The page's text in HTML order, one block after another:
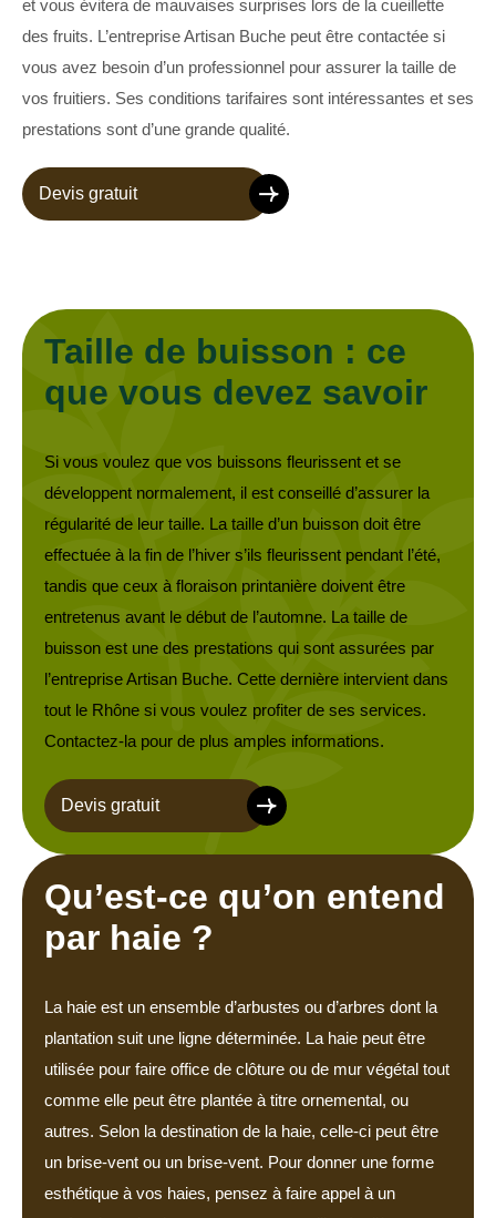
et vous évitera de mauvaises surprises lors de la cueillette
des fruits. L’entreprise Artisan Buche peut être contactée si
vous avez besoin d’un professionnel pour assurer la taille de
vos fruitiers. Ses conditions tarifaires sont intéressantes et ses
prestations sont d’une grande qualité.
Devis gratuit
Taille de buisson : ce
que vous devez savoir
Si vous voulez que vos buissons fleurissent et se
développent normalement, il est conseillé d’assurer la
régularité de leur taille. La taille d’un buisson doit être
effectuée à la fin de l’hiver s’ils fleurissent pendant l’été,
tandis que ceux à floraison printanière doivent être
entretenus avant le début de l’automne. La taille de
buisson est une des prestations qui sont assurées par
l’entreprise Artisan Buche. Cette dernière intervient dans
tout le Rhône si vous voulez profiter de ses services.
Contactez-la pour de plus amples informations.
Devis gratuit
Qu’est-ce qu’on entend
par haie ?
La haie est un ensemble d’arbustes ou d’arbres dont la
plantation suit une ligne déterminée. La haie peut être
utilisée pour faire office de clôture ou de mur végétal tout
comme elle peut être plantée à titre ornemental, ou
autres. Selon la destination de la haie, celle-ci peut être
un brise-vent ou un brise-vent. Pour donner une forme
esthétique à vos haies, pensez à faire appel à un